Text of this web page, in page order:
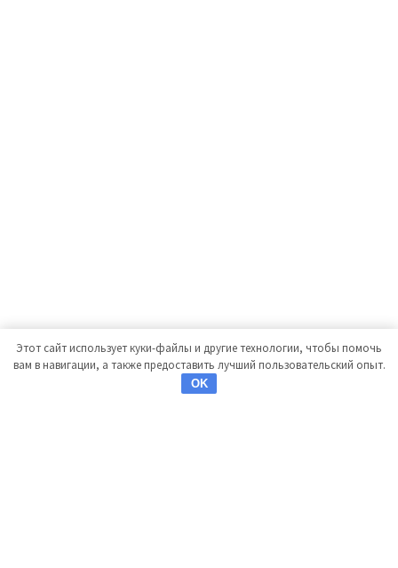
Этот сайт использует куки-файлы и другие технологии, чтобы помочь
вам в навигации, а также предоставить лучший пользовательский опыт.
OK